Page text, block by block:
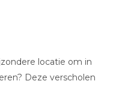
locatie om in
Deze verscholen